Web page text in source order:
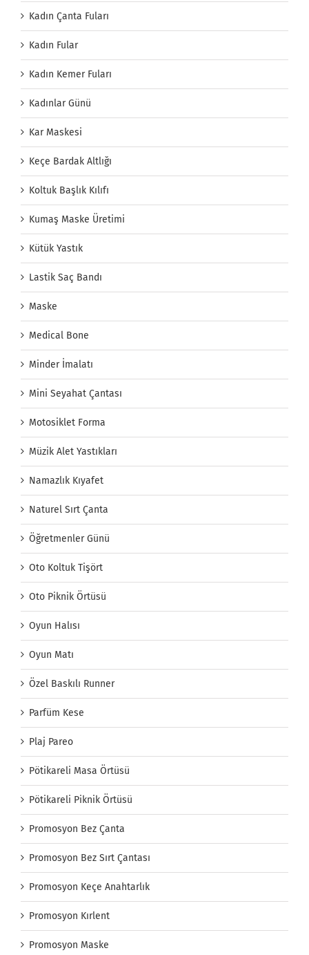
Kadın Çanta Fuları
Kadın Fular
Kadın Kemer Fuları
Kadınlar Günü
Kar Maskesi
Keçe Bardak Altlığı
Koltuk Başlık Kılıfı
Kumaş Maske Üretimi
Kütük Yastık
Lastik Saç Bandı
Maske
Medical Bone
Minder İmalatı
Mini Seyahat Çantası
Motosiklet Forma
Müzik Alet Yastıkları
Namazlık Kıyafet
Naturel Sırt Çanta
Öğretmenler Günü
Oto Koltuk Tişört
Oto Piknik Örtüsü
Oyun Halısı
Oyun Matı
Özel Baskılı Runner
Parfüm Kese
Plaj Pareo
Pötikareli Masa Örtüsü
Pötikareli Piknik Örtüsü
Promosyon Bez Çanta
Promosyon Bez Sırt Çantası
Promosyon Keçe Anahtarlık
Promosyon Kırlent
Promosyon Maske